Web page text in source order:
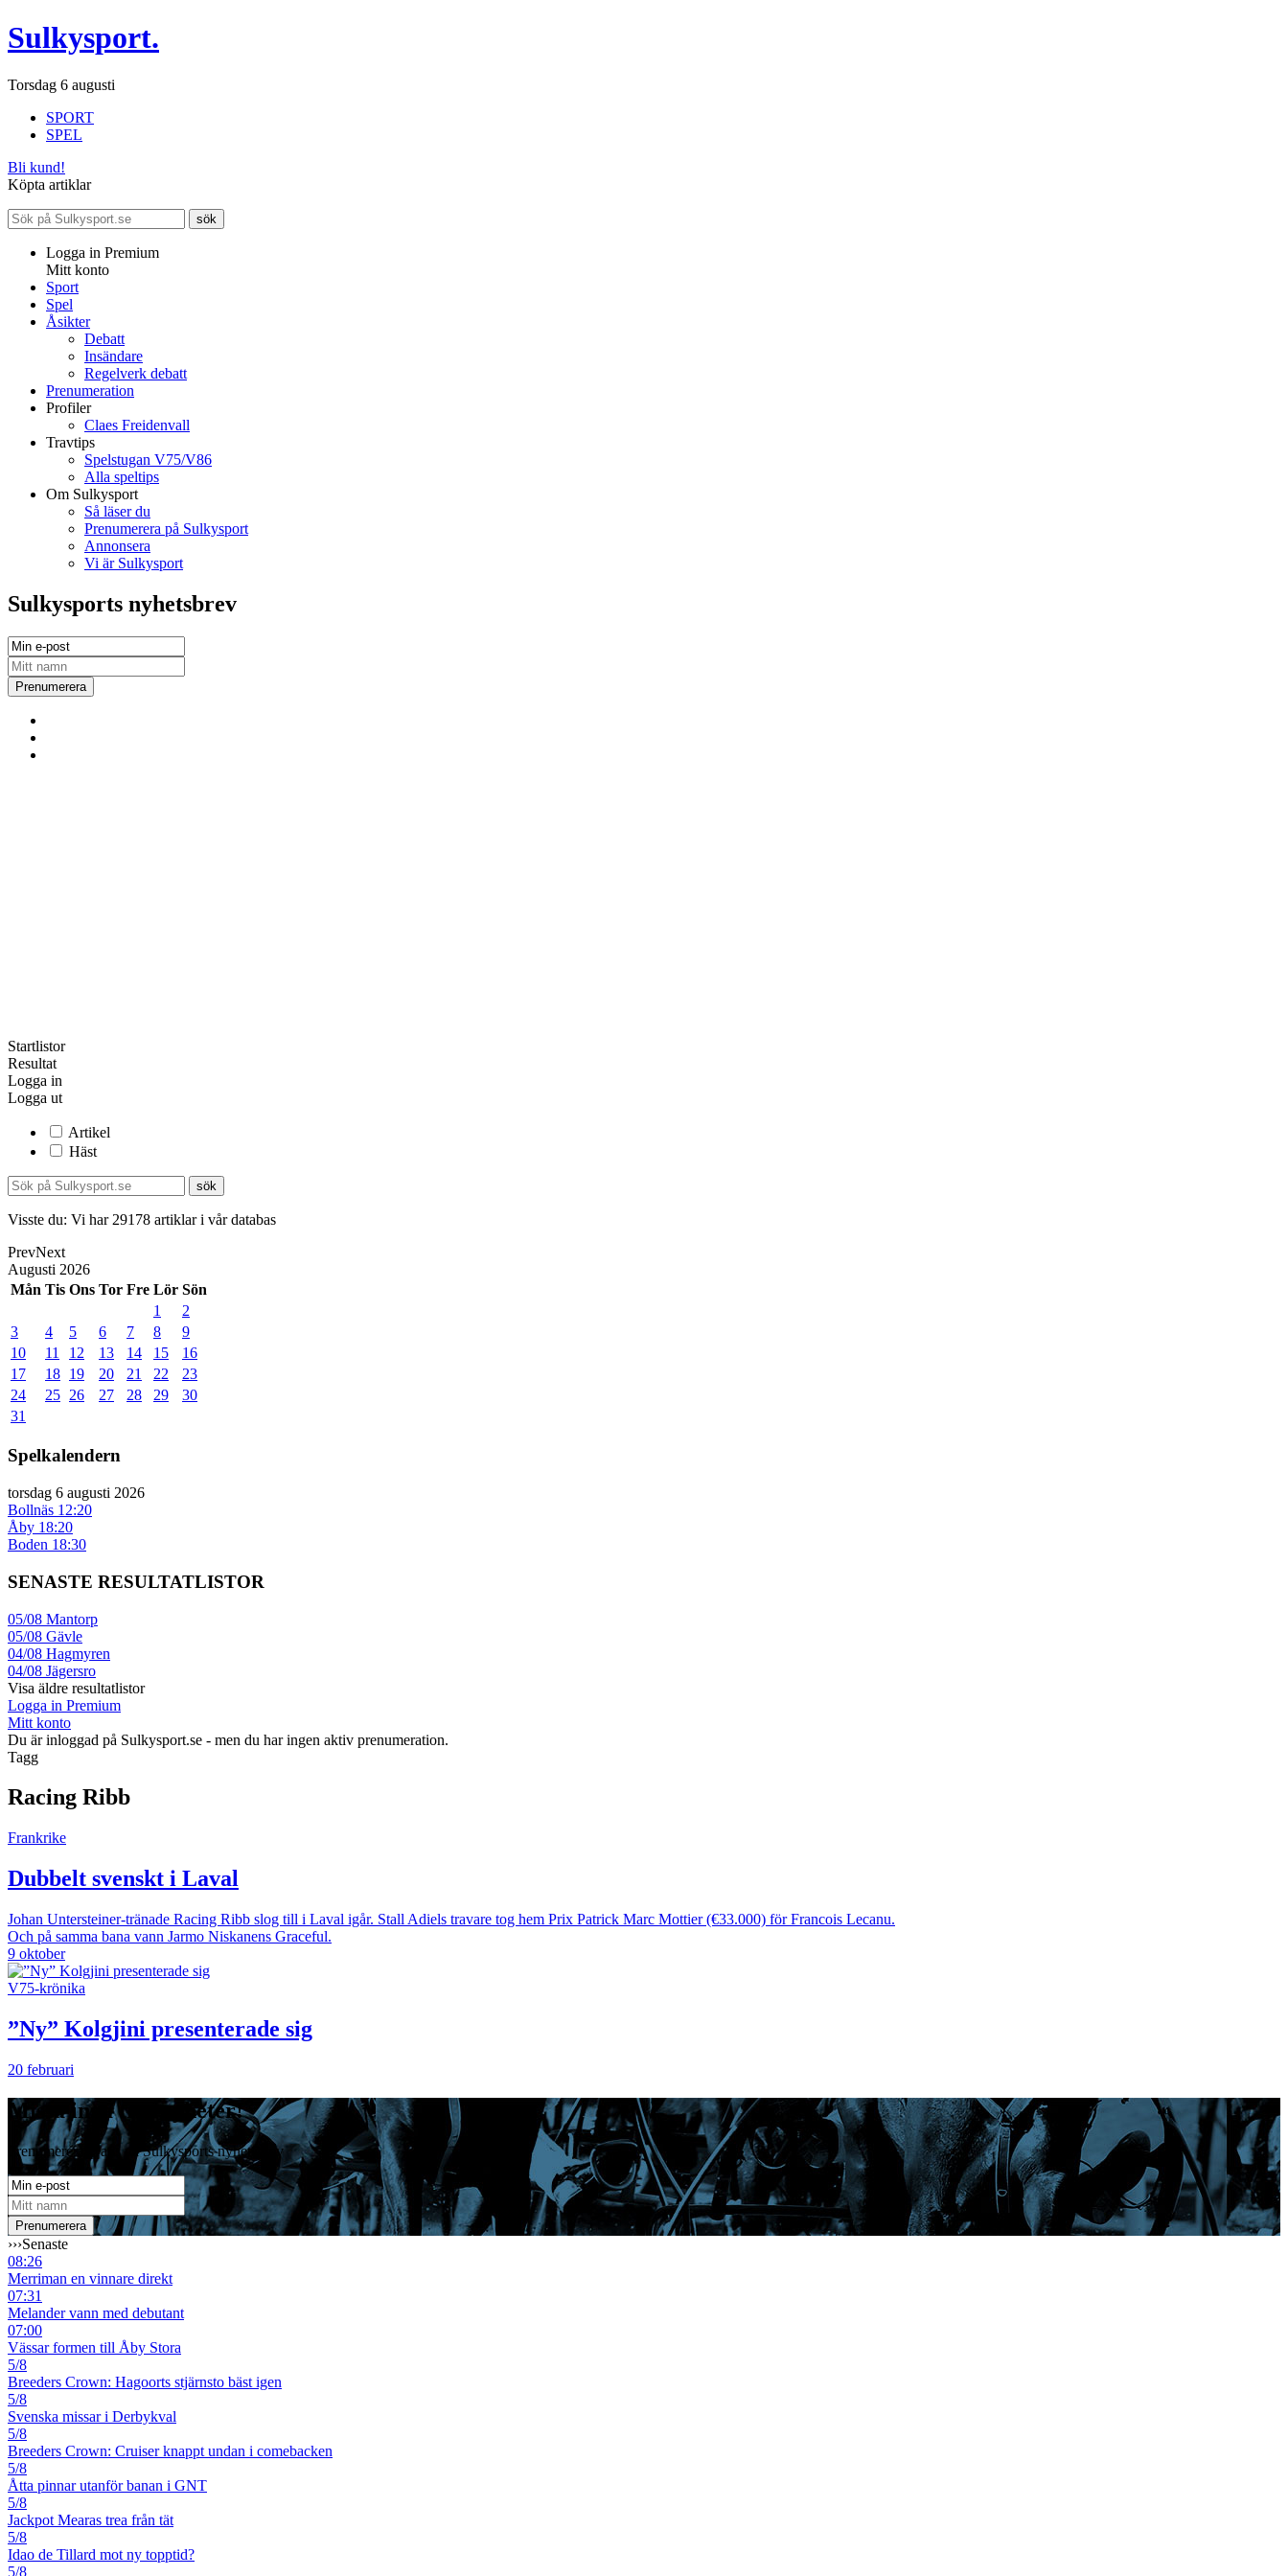
Sulkysport.
Torsdag 6 augusti
SPORT
SPEL
Bli kund!
Köpta artiklar
Logga in Premium
Mitt konto
Sport
Spel
Åsikter
Debatt
Insändare
Regelverk debatt
Prenumeration
Profiler
Claes Freidenvall
Travtips
Spelstugan V75/V86
Alla speltips
Om Sulkysport
Så läser du
Prenumerera på Sulkysport
Annonsera
Vi är Sulkysport
Sulkysports nyhetsbrev
Startlistor
Resultat
Logga in
Logga ut
Artikel
Häst
Visste du: Vi har 29178 artiklar i vår databas
PrevNext
Augusti 2026
Mån Tis Ons Tor Fre Lör Sön
1
2
3
4 5 6 7 8
9
10
11 12 13 14 15
16
17
18 19 20 21 22
23
24
25 26 27 28 29
30
31
Spelkalendern
torsdag 6 augusti 2026
Bollnäs 12:20
Åby 18:20
Boden 18:30
SENASTE RESULTATLISTOR
05/08 Mantorp
05/08 Gävle
04/08 Hagmyren
04/08 Jägersro
Visa äldre resultatlistor
Logga in Premium
Mitt konto
Du är inloggad på Sulkysport.se - men du har ingen aktiv prenumeration.
Tagg
Racing Ribb
Frankrike
Dubbelt svenskt i Laval
Johan Untersteiner-tränade Racing Ribb slog till i Laval igår. Stall Adiels travare tog hem Prix Patrick Marc Mottier (€33.000) för Francois Lecanu.
Och på samma bana vann Jarmo Niskanens Graceful.
9 oktober
V75-krönika
”Ny” Kolgjini presenterade sig
20 februari
Missa inga travnyheter!
Prenumerera gratis på Sulkysports nyhetsbrev
›››Senaste
08:26
Merriman en vinnare direkt
07:31
Melander vann med debutant
07:00
Vässar formen till Åby Stora
5/8
Breeders Crown: Hagoorts stjärnsto bäst igen
5/8
Svenska missar i Derbykval
5/8
Breeders Crown: Cruiser knappt undan i comebacken
5/8
Åtta pinnar utanför banan i GNT
5/8
Jackpot Mearas trea från tät
5/8
Idao de Tillard mot ny topptid?
5/8